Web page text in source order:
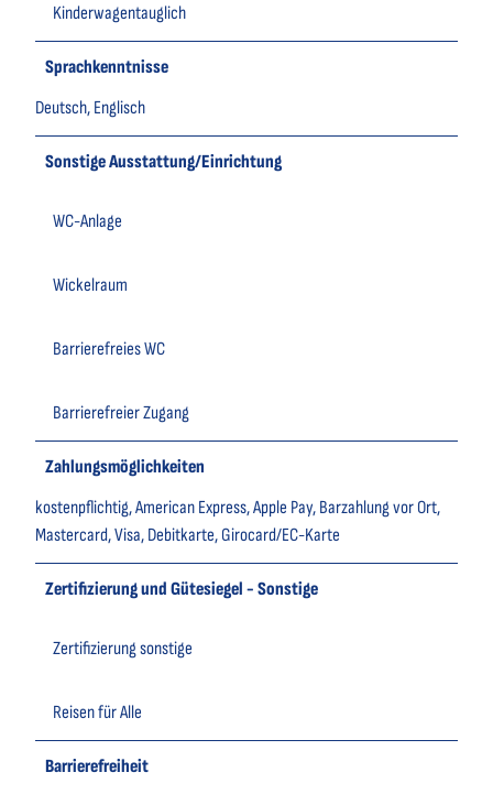
Kinderwagentauglich
Sprachkenntnisse
Deutsch, Englisch
Sonstige Ausstattung/Einrichtung
WC-Anlage
Wickelraum
Barrierefreies WC
Barrierefreier Zugang
Zahlungsmöglichkeiten
kostenpflichtig, American Express, Apple Pay, Barzahlung vor Ort,
Mastercard, Visa, Debitkarte, Girocard/EC-Karte
Zertifizierung und Gütesiegel - Sonstige
Zertifizierung sonstige
Reisen für Alle
Barrierefreiheit